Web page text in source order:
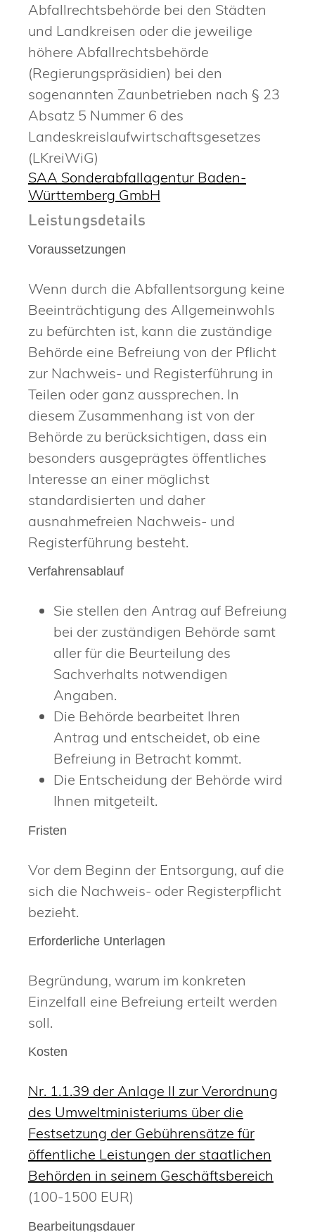
Abfallrechtsbehörde bei den Städten
und Landkreisen oder die jeweilige
höhere Abfallrechtsbehörde
(Regierungspräsidien) bei den
sogenannten Zaunbetrieben nach § 23
Absatz 5 Nummer 6 des
Landeskreislaufwirtschaftsgesetzes
(LKreiWiG)
SAA Sonderabfallagentur Baden-
Württemberg GmbH
Leistungsdetails
Voraussetzungen
Wenn durch die Abfallentsorgung keine
Beeinträchtigung des Allgemeinwohls
zu befürchten ist, kann die zuständige
Behörde eine Befreiung von der Pflicht
zur Nachweis- und Registerführung in
Teilen oder ganz aussprechen. In
diesem Zusammenhang ist von der
Behörde zu berücksichtigen, dass ein
besonders ausgeprägtes öffentliches
Interesse an einer möglichst
standardisierten und daher
ausnahmefreien Nachweis- und
Registerführung besteht.
Verfahrensablauf
Sie stellen den Antrag auf Befreiung
bei der zuständigen Behörde samt
aller für die Beurteilung des
Sachverhalts notwendigen
Angaben.
Die Behörde bearbeitet Ihren
Antrag und entscheidet, ob eine
Befreiung in Betracht kommt.
Die Entscheidung der Behörde wird
Ihnen mitgeteilt.
Fristen
Vor dem Beginn der Entsorgung, auf die
sich die Nachweis- oder Registerpflicht
bezieht.
Erforderliche Unterlagen
Begründung, warum im konkreten
Einzelfall eine Befreiung erteilt werden
soll.
Kosten
Nr. 1.1.39 der Anlage II zur Verordnung
des Umweltministeriums über die
Festsetzung der Gebührensätze für
öffentliche Leistungen der staatlichen
Behörden in seinem Geschäftsbereich
(100-1500 EUR)
Bearbeitungsdauer